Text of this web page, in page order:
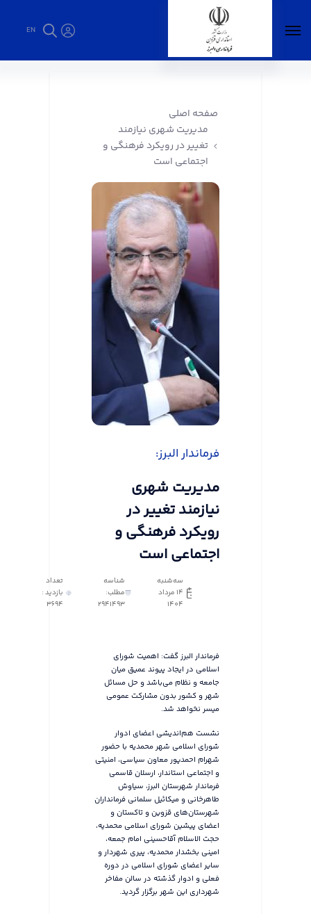
EN
صفحه اصلی
مدیریت شهری نیازمند
تغییر در رویکرد فرهنگی و
اجتماعی است
فرماندار البرز:
مدیریت شهری
نیازمند تغییر در
رویکرد فرهنگی و
اجتماعی است
سه‌شنبه
14 مرداد
1404
شناسه
مطلب:
2941493
تعداد
بازدید :
3694
فرماندار البرز گفت: اهمیت شورای
اسلامی در ایجاد پیوند عمیق میان
جامعه و نظام می‌باشد و حل مسائل
شهر و کشور بدون مشارکت عمومی
میسر نخواهد شد.
نشست هم‌اندیشی اعضای ادوار
شورای اسلامی شهر محمدیه با حضور
شهرام احمدپور معاون سیاسی، امنیتی
و اجتماعی استاندار، ارسلان قاسمی
فرماندار شهرستان البرز، سیاوش
طاهرخانی و میکائیل سلمانی فرمانداران
شهرستان‌های قزوین و تاکستان و
اعضای پیشین شورای اسلامی محمدیه،
حجت الاسلام آقاحسینی امام جمعه،
امینی بخشدار محمدیه، پیری شهردار و
سایر اعضای شورای اسلامی در دوره
فعلی و ادوار گذشته در سالن مفاخر
شهرداری این شهر برگزار گردید.